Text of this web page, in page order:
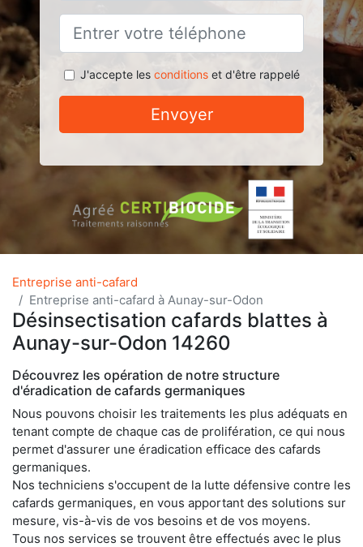
J'accepte les conditionset d'être rappelé
Envoyer
Entreprise anti-cafard
Entreprise anti-cafard à Aunay-sur-Odon
Désinsectisation cafards blattes à
Aunay-sur-Odon 14260
Découvrez les opération de notre structure
d'éradication de cafards germaniques
Nous pouvons choisir les traitements les plus adéquats en
tenant compte de chaque cas de prolifération, ce qui nous
permet d'assurer une éradication efficace des cafards
germaniques.
Nos techniciens s'occupent de la lutte défensive contre les
cafards germaniques, en vous apportant des solutions sur
mesure, vis-à-vis de vos besoins et de vos moyens.
Tous nos services se trouvent être effectués avec le plus